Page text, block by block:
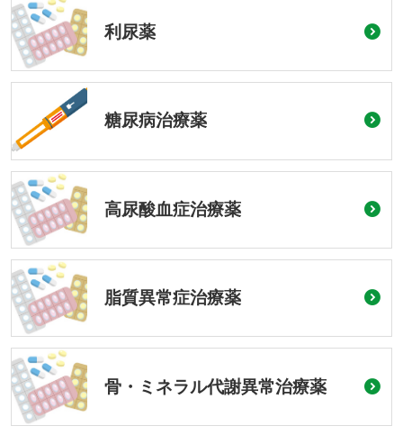
利尿薬
糖尿病治療薬
高尿酸血症治療薬
脂質異常症治療薬
骨・ミネラル代謝異常治療薬